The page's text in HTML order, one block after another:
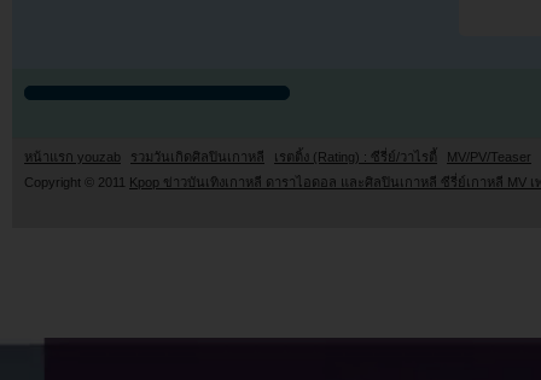
หน้าแรก youzab รวมวันเกิดศิลปินเกาหลี เรตติ้ง (Rating) : ซีรี่ย์/วาไรตี้
MV/PV/Teaser
Copyright © 2011
Kpop ข่าวบันเทิงเกาหลี ดาราไอดอล และศิลปินเกาหลี ซีรี่ย์เกาหลี MV